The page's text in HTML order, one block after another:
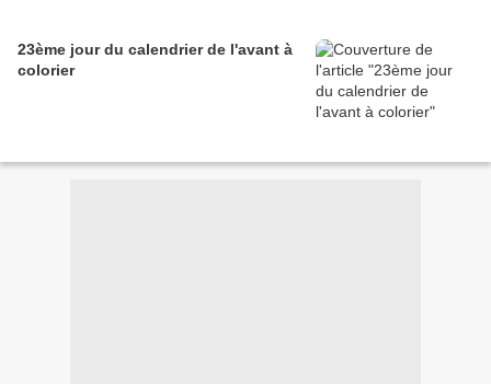
23ème jour du calendrier de l'avant à
colorier